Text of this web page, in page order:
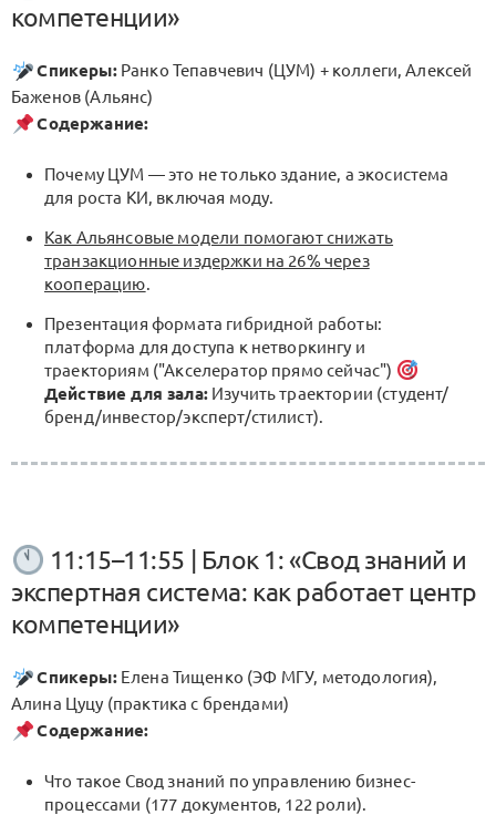
компетенции»
Спикеры:Ранко Тепавчевич (ЦУМ) + коллеги, Алексей
Баженов (Альянс)
Содержание:
Почему ЦУМ — это не только здание, а экосистема
для роста КИ, включая моду.
Как Альянсовые модели помогают снижать
транзакционные издержки на 26% через
кооперацию.
Презентация формата гибридной работы:
платформа для доступа к нетворкингу и
траекториям ("Акселератор прямо сейчас")
Действие для зала:Изучить траектории (студент/
бренд/инвестор/эксперт/стилист).
11:15–11:55 | Блок 1: «Свод знаний и
экспертная система: как работает центр
компетенции»
Спикеры:Елена Тищенко (ЭФ МГУ, методология),
Алина Цуцу (практика с брендами)
Содержание:
Что такое Свод знаний по управлению бизнес-
процессами (177 документов, 122 роли).